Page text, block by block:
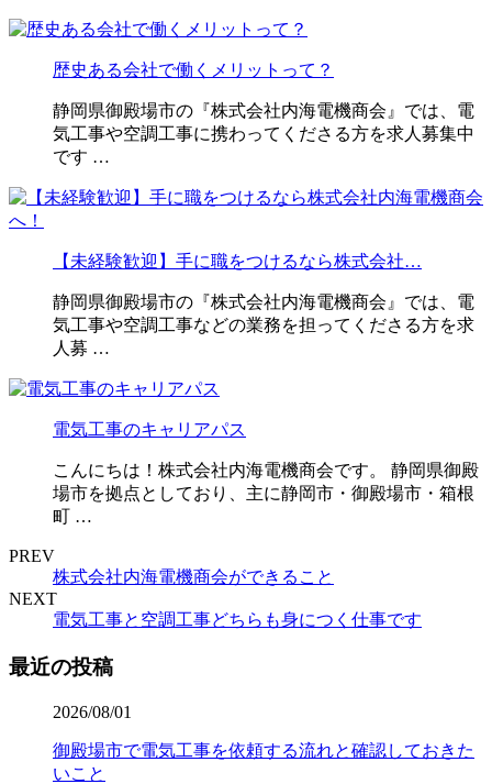
歴史ある会社で働くメリットって？
静岡県御殿場市の『株式会社内海電機商会』では、電
気工事や空調工事に携わってくださる方を求人募集中
です …
【未経験歓迎】手に職をつけるなら株式会社…
静岡県御殿場市の『株式会社内海電機商会』では、電
気工事や空調工事などの業務を担ってくださる方を求
人募 …
電気工事のキャリアパス
こんにちは！株式会社内海電機商会です。 静岡県御殿
場市を拠点としており、主に静岡市・御殿場市・箱根
町 …
PREV
株式会社内海電機商会ができること
NEXT
電気工事と空調工事どちらも身につく仕事です
最近の投稿
2026/08/01
御殿場市で電気工事を依頼する流れと確認しておきた
いこと